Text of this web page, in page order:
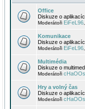
Office
Diskuze o
Moderátoři EiFeL96
Komunikace
Diskuze o
Moderátoři EiFeL96
Multimédia
Diskuze o
Moderátoři cHaOOs
Hry a volný čas
Diskuze o
Moderátoři cHaOOs